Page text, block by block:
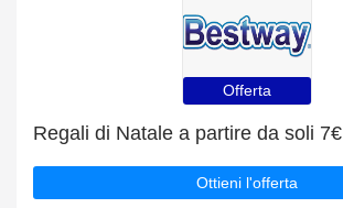
Offerta
Regali di Natale a partire da soli 7€
Ottieni l'offerta